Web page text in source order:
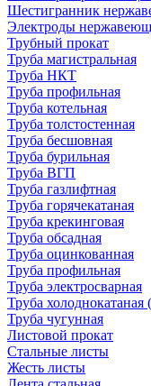
Шестигранник
Электроды
Трубный прокат
Труба магистральная
Труба НКТ
Труба профильная
Труба котельная
Труба толстостенная
Труба бесшовная
Труба бурильная
Труба ВГП
Труба газлифтная
Труба горячекатаная
Труба крекинговая
Труба обсадная
Труба оцинкованная
Труба профильная
Труба электросварная
Труба
Труба чугунная
Листовой прокат
Стальные листы
Жесть листы